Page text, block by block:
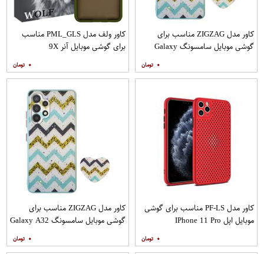
کاور مدل ZIGZAG مناسب برای
گوشی موبایل سامسونگ Galaxy
۰
کاور ولف مدل PML_GLS مناسب
برای گوشی موبایل آنر 9X
۰
کاور مدل PF-LS مناسب برای گوشی
موبایل اپل IPhone 11 Pro
۰
کاور مدل ZIGZAG مناسب برای
گوشی موبایل سامسونگ Galaxy A32
۰